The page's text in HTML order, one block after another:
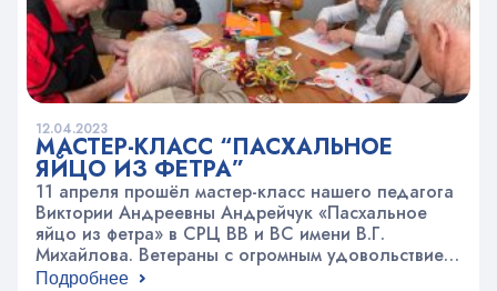
12.04.2023
МАСТЕР-КЛАСС “ПАСХАЛЬНОЕ
ЯЙЦО ИЗ ФЕТРА”
11 апреля прошёл мастер-класс нашего педагога
Виктории Андреевны Андрейчук «Пасхальное
яйцо из фетра» в СРЦ ВВ и ВС имени В.Г.
Михайлова. Ветераны с огромным удовольствием
сделали сувенир к празднику, который украсит
Подробнее